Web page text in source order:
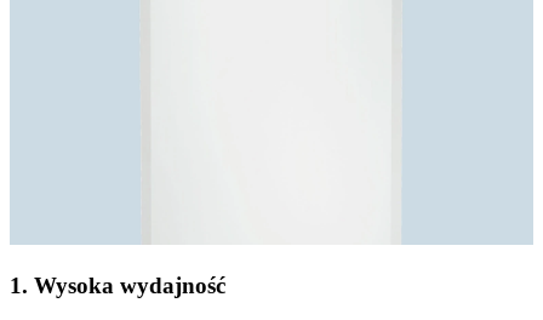
1. Wysoka wydajność